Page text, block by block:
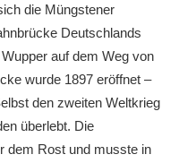
die Müngstener
Deutschlands
auf dem Weg von
wurde 1897 eröffnet –
den zweiten Weltkrieg
überlebt. Die
dem Rost und musste in